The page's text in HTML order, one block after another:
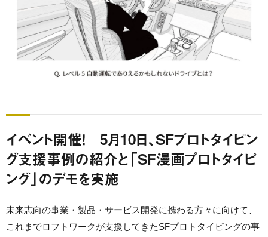
イベント開催！ 5月10日、SFプロトタイピン
グ支援事例の紹介と「SF漫画プロトタイピ
ング」のデモを実施
未来志向の事業・製品・サービス開発に携わる方々に向けて、
これまでロフトワークが支援してきたSFプロトタイピングの事